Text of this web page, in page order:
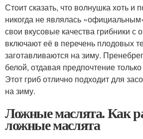
Стоит сказать, что волнушка хоть и
никогда не являлась
свои вкусовые качества грибники с
включают её в перечень плодовых
заготавливаются на зиму.
белой, отдавая предпочтение
Этот гриб отлично подходит для
на зиму.
Ложные маслята. Как
ложные маслята